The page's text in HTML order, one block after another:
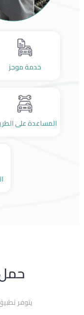
خدمة موجز
المساعدة على
يتوفر